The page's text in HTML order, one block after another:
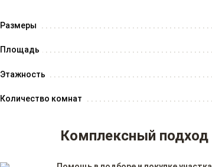
Размеры
Площадь
Этажность
Количество комнат
Комплексный подход